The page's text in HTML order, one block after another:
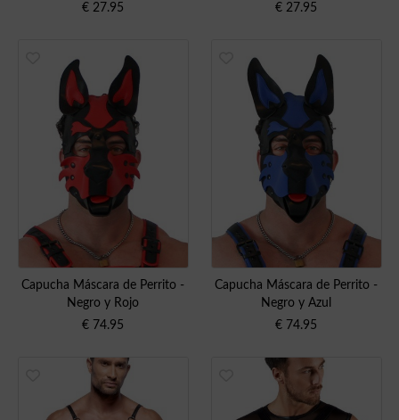
€ 27.95
€ 27.95
Capucha Máscara de Perrito -
Negro y Rojo
€ 74.95
Capucha Máscara de Perrito -
Negro y Azul
€ 74.95